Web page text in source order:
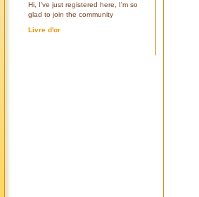
Hi, I've just registered here, I'm so
glad to join the community
Livre d'or